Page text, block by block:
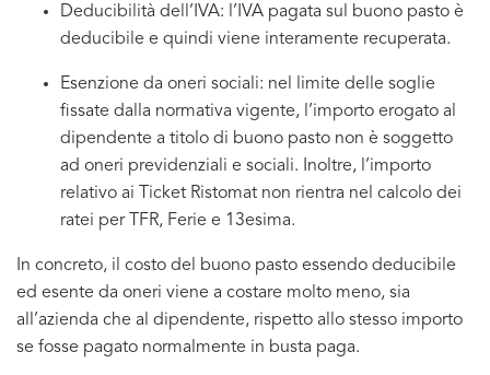
Deducibilità dell’IVA: l’IVA pagata sul buono pasto è
deducibile e quindi viene interamente recuperata.
Esenzione da oneri sociali: nel limite delle soglie
fissate dalla normativa vigente, l’importo erogato al
dipendente a titolo di buono pasto non è soggetto
ad oneri previdenziali e sociali. Inoltre, l’importo
relativo ai Ticket Ristomat non rientra nel calcolo dei
ratei per TFR, Ferie e 13esima.
In concreto, il costo del buono pasto essendo deducibile
ed esente da oneri viene a costare molto meno, sia
all’azienda che al dipendente, rispetto allo stesso importo
se fosse pagato normalmente in busta paga.